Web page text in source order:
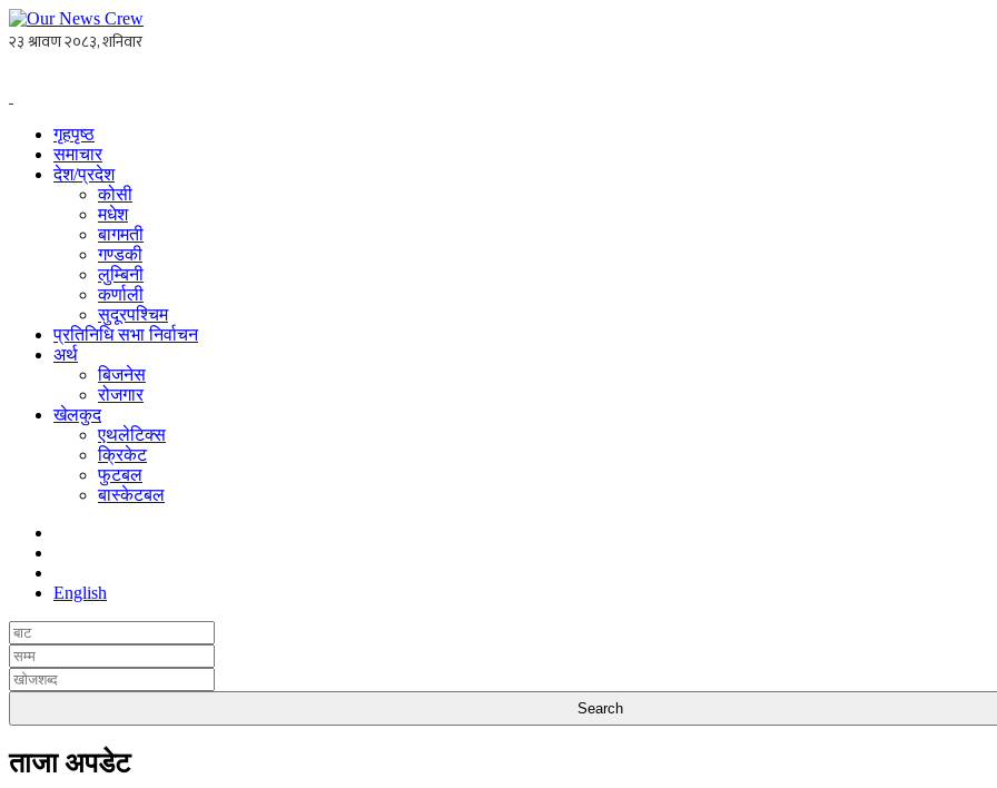
गृहपृष्ठ
समाचार
देश/प्रदेश
कोसी
मधेश
बागमती
गण्डकी
लुम्बिनी
कर्णाली
सुदूरपश्चिम
प्रतिनिधि सभा निर्वाचन
अर्थ
बिजनेस
रोजगार
खेलकुद
एथलेटिक्स
क्रिकेट
फुटबल
बास्केटबल
English
ताजा अपडेट